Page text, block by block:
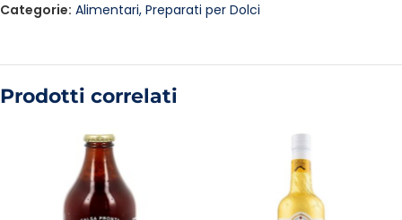
Categorie: Alimentari, Preparati per Dolci
Prodotti correlati